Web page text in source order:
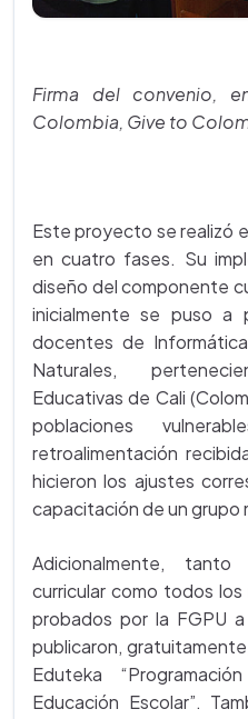
Firma del convenio,
Colombia, Give to
Este proyecto se realizó
en cuatro fases. Su
diseño del componente
inicialmente se puso a
docentes de
Naturales,
Educativas de Cali
poblaciones
retroalimentación
hicieron los ajustes
capacitación de un grupo
Adicionalmente,
curricular como todos
probados por la FGPU
publicaron,
Eduteka
Educación Escolar”.